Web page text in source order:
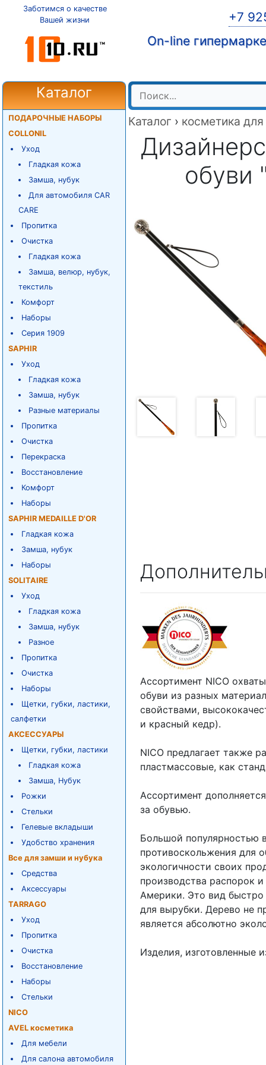
Заботимся о качестве
Вашей жизни
+7
On-line
Каталог
ПОДАРОЧНЫЕ НАБОРЫ
COLLONIL
Уход
Гладкая кожа
Замша, нубук
Для автомобиля CAR
CARE
Пропитка
Очистка
Гладкая кожа
Замша, велюр, нубук,
текстиль
Комфорт
Наборы
Серия 1909
SAPHIR
Уход
Гладкая кожа
Замша, нубук
Разные материалы
Пропитка
Очистка
Перекраска
Восстановление
Комфорт
Наборы
SAPHIR MEDAILLE D'OR
Гладкая кожа
Замша, нубук
Наборы
SOLITAIRE
Уход
Гладкая кожа
Замша, нубук
Разное
Пропитка
Очистка
Наборы
Щетки, губки, ластики,
салфетки
АКСЕССУАРЫ
Щетки, губки, ластики
Гладкая кожа
Замша, Нубук
Рожки
Стельки
Гелевые вкладыши
Удобство хранения
Все для замши и нубука
Средства
Аксессуары
TARRAGO
Уход
Пропитка
Очистка
Восстановление
Наборы
Стельки
NICO
AVEL косметика
Для мебели
Для салона автомобиля
Каталог › косметика
обуви
Ассортимент NICO
обуви из разных
свойствами,
и красный кедр).
NICO предлагает также
пластмассовые, как
Ассортимент
за обувью.
Большой популярностью
противоскольжения для
экологичности своих
производства распорок
Америки. Это вид быстро
для вырубки. Дерево не
является абсолютно
Изделия, изготовленные